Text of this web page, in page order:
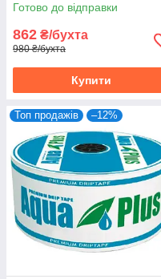
Готово до відправки
862 ₴/бухта
980 ₴/бухта
Купити
Топ продажів –12%